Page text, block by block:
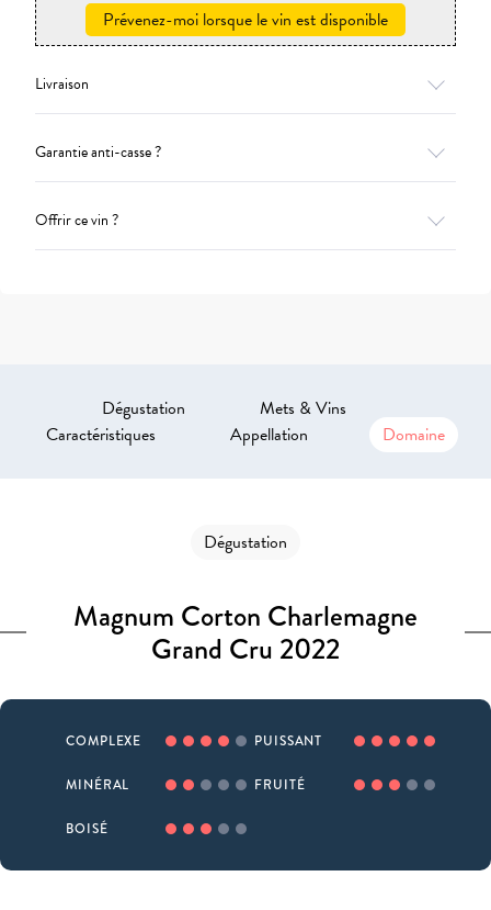
Prévenez-moi lorsque le vin est disponible
Livraison
Garantie anti-casse ?
Offrir ce vin ?
Dégustation
Mets & Vins
Caractéristiques
Appellation Domaine
Dégustation
Magnum Corton Charlemagne
Grand Cru 2022
COMPLEXE PUISSANT
MINÉRAL FRUITÉ
BOISÉ